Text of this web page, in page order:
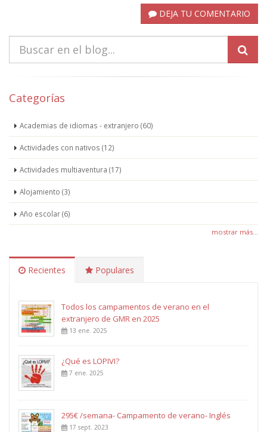
DEJA TU COMENTARIO
Categorías
Academias de idiomas - extranjero (60)
Actividades con nativos (12)
Actividades multiaventura (17)
Alojamiento (3)
Año escolar (6)
mostrar más...
Recientes Populares
Todos los campamentos de verano en el
extranjero de GMR en 2025
13 ene. 2025
¿Qué es LOPIVI?
7 ene. 2025
295€ /semana- Campamento de verano- Inglés
17 sept. 2023